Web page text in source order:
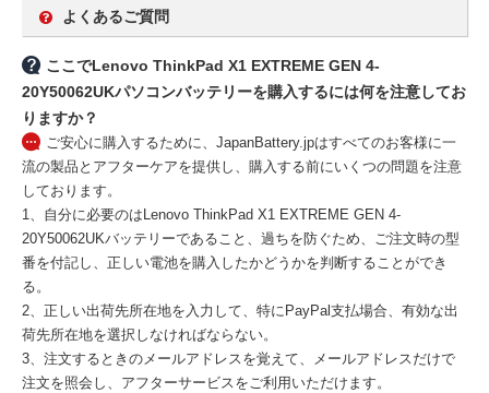
よくあるご質問
ここでLenovo ThinkPad X1 EXTREME GEN 4-
20Y50062UKパソコンバッテリーを購入するには何を注意してお
りますか？
ご安心に購入するために、JapanBattery.jpはすべてのお客様に一
流の製品とアフターケアを提供し、購入する前にいくつの問題を注意
しております。
1、自分に必要のはLenovo ThinkPad X1 EXTREME GEN 4-
20Y50062UKバッテリーであること、過ちを防ぐため、ご注文時の型
番を付記し、正しい電池を購入したかどうかを判断することができ
る。
2、正しい出荷先所在地を入力して、特にPayPal支払場合、有効な出
荷先所在地を選択しなければならない。
3、注文するときのメールアドレスを覚えて、メールアドレスだけで
注文を照会し、アフターサービスをご利用いただけます。